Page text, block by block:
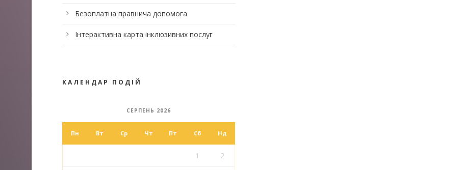
Безоплатна правнича допомога
Інтерактивна карта інклюзивних послуг
КАЛЕНДАР ПОДІЙ
СЕРПЕНЬ 2026
Пн Вт Ср Чт Пт Сб Нд
1 2